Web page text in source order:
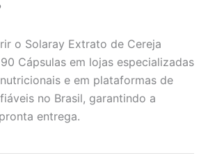
o Solaray Extrato de Cereja
Cápsulas em lojas especializadas
e em plataformas de
no Brasil, garantindo a
entrega.